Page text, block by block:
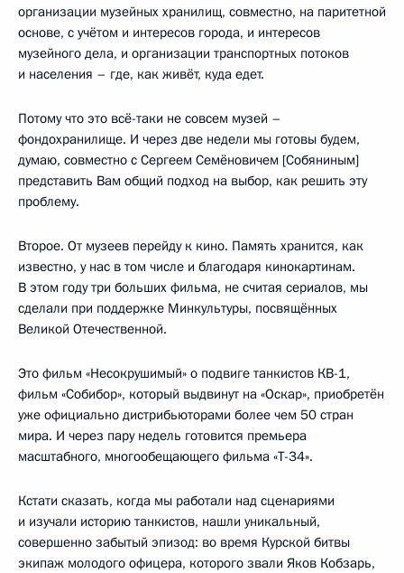
организации музейных хранилищ, совместно, на паритетной
основе, с учётом и интересов города, и интересов
музейного дела, и организации транспортных потоков
и населения – где, как живёт, куда едет.
Потому что это всё-таки не совсем музей –
фондохранилище. И через две недели мы готовы будем,
думаю, совместно с Сергеем Семёновичем [Собяниным]
представить Вам общий подход на выбор, как решить эту
проблему.
Второе. От музеев перейду к кино. Память хранится, как
известно, у нас в том числе и благодаря кинокартинам.
В этом году три больших фильма, не считая сериалов, мы
сделали при поддержке Минкультуры, посвящённых
Великой Отечественной.
Это фильм «Несокрушимый» о подвиге танкистов КВ-1,
фильм «Собибор», который выдвинут на «Оскар», приобретён
уже официально дистрибьюторами более чем 50 стран
мира. И через пару недель готовится премьера
масштабного, многообещающего фильма «Т-34».
Кстати сказать, когда мы работали над сценариями
и изучали историю танкистов, нашли уникальный,
совершенно забытый эпизод: во время Курской битвы
экипаж молодого офицера, которого звали Яков Кобзарь,